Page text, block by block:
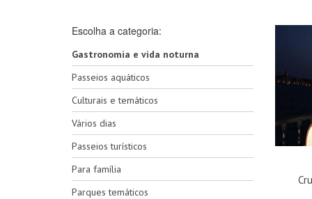
Escolha a categoria:
Gastronomia e vida noturna
Passeios aquáticos
Culturais e temáticos
Vários dias
Passeios turísticos
Para família
Parques temáticos